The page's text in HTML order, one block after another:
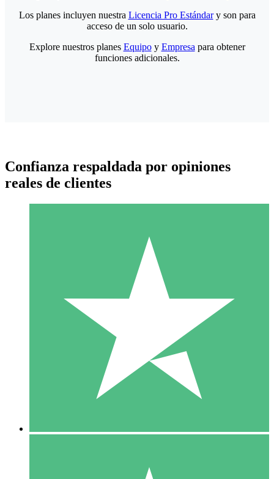
Paquetes de Créditos Individuales
Paga según el uso con créditos de descarga. Sin compromiso
10 00
10 Descargas
Los planes incluyen nuestra Licencia Pro Estándary son para
acceso de un solo usuario.
Explore nuestros planes Equipoy Empresa para obtener
funciones adicionales.
Confianza respaldada por opiniones
reales de clientes